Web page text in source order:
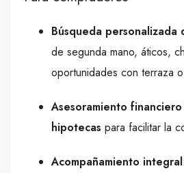
Búsqueda personalizada
de segunda mano, áticos,
oportunidades con terraza
Asesoramiento
hipotecas para facilitar la
Acompañamiento integral